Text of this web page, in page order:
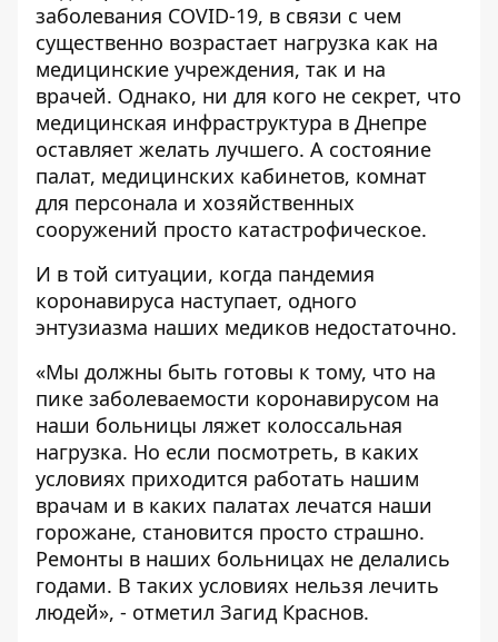
заболевания COVID-19, в связи с чем
существенно возрастает нагрузка как на
медицинские учреждения, так и на
врачей. Однако, ни для кого не секрет, что
медицинская инфраструктура в Днепре
оставляет желать лучшего. А состояние
палат, медицинских кабинетов, комнат
для персонала и хозяйственных
сооружений просто катастрофическое.
И в той ситуации, когда пандемия
коронавируса наступает, одного
энтузиазма наших медиков недостаточно.
«Мы должны быть готовы к тому, что на
пике заболеваемости коронавирусом на
наши больницы ляжет колоссальная
нагрузка. Но если посмотреть, в каких
условиях приходится работать нашим
врачам и в каких палатах лечатся наши
горожане, становится просто страшно.
Ремонты в наших больницах не делались
годами. В таких условиях нельзя лечить
людей», - отметил Загид Краснов.